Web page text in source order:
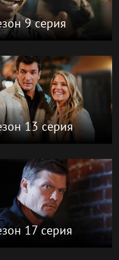
9 серия
13 серия
17 серия